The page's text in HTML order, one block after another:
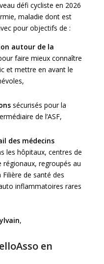
défi cycliste en 2026
maladie dont est
pour objectifs de :
autour de la
faire mieux connaître
et mettre en avant le
sécurisés pour la
de l’ASF,
des médecins
les hôpitaux, centres de
regroupés au
de santé des
inflammatoires rares
,
en